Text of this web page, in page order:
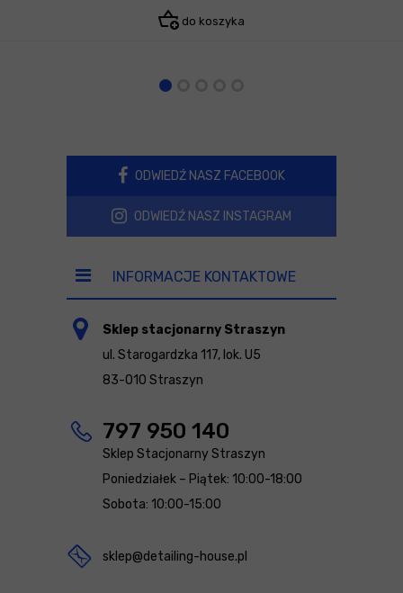
do koszyka
ODWIEDŹ NASZ FACEBOOK
ODWIEDŹ NASZ INSTAGRAM
INFORMACJE KONTAKTOWE
Sklep stacjonarny Straszyn
ul. Starogardzka 117, lok. U5
83-010 Straszyn
797 950 140
Sklep Stacjonarny Straszyn
Poniedziałek – Piątek: 10:00-18:00
Sobota: 10:00-15:00
sklep@detailing-house.pl